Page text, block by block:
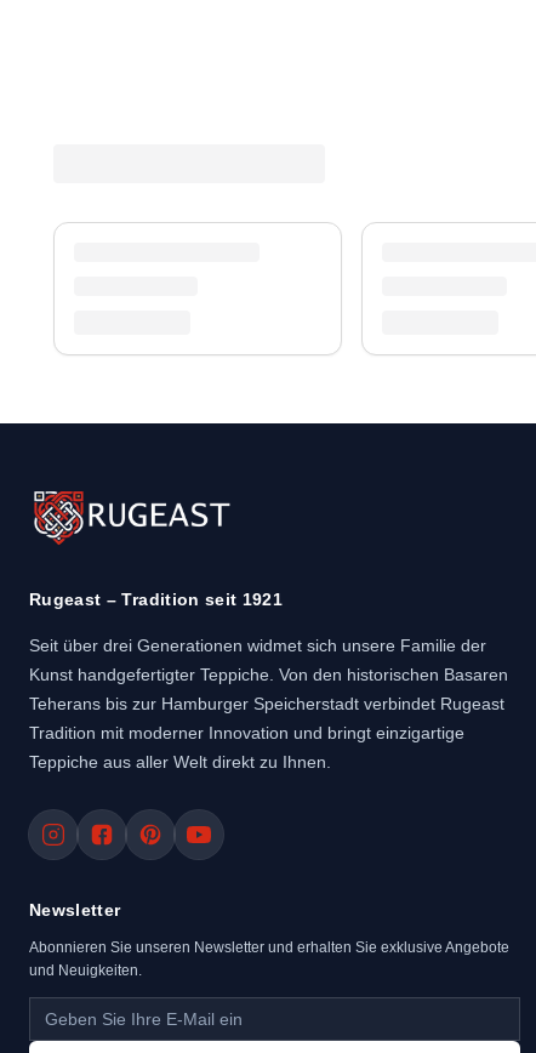
Rugeast – Tradition seit 1921
Seit über drei Generationen widmet sich unsere Familie der
Kunst handgefertigter Teppiche. Von den historischen Basaren
Teherans bis zur Hamburger Speicherstadt verbindet Rugeast
Tradition mit moderner Innovation und bringt einzigartige
Teppiche aus aller Welt direkt zu Ihnen.
Newsletter
Abonnieren Sie unseren Newsletter und erhalten Sie exklusive Angebote
und Neuigkeiten.